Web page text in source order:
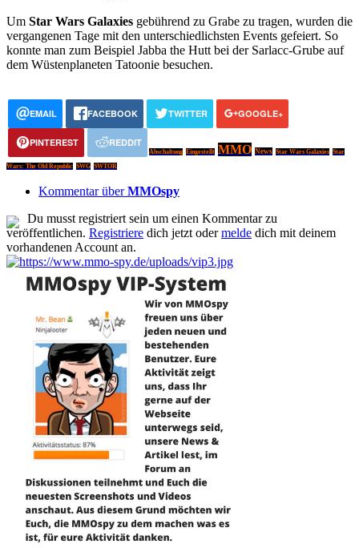
Um Star Wars Galaxies gebührend zu Grabe zu tragen, wurden die
vergangenen Tage mit den unterschiedlichsten Events gefeiert. So
konnte man zum Beispiel Jabba the Hutt bei der Sarlacc-Grube auf
dem Wüstenplaneten Tatoonie besuchen.
EMAIL FACEBOOK TWITTER GOOGLE+
PINTEREST REDDIT
Abschaltung Eingestellt MMO News Star Wars Galaxies Star
Wars: The Old Republic SWG SWTOR
Kommentar überMMOspy
Du musst registriert sein um einen Kommentar zu
veröffentlichen. Registriere dich jetzt odermelde dich mit deinem
vorhandenen Account an.